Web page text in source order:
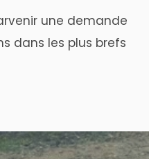
une demande
dans les plus brefs